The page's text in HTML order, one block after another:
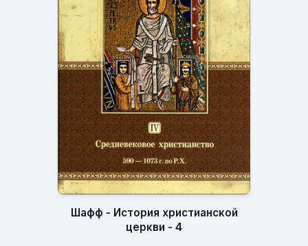
Шафф - История христианской
церкви - 4